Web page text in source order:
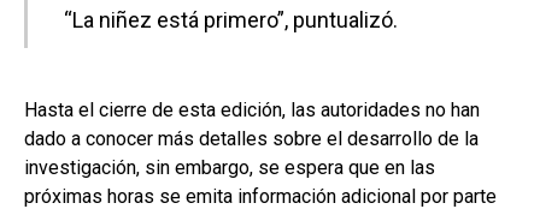
“La niñez está primero”, puntualizó.
Hasta el cierre de esta edición, las autoridades no han
dado a conocer más detalles sobre el desarrollo de la
investigación, sin embargo, se espera que en las
próximas horas se emita información adicional por parte